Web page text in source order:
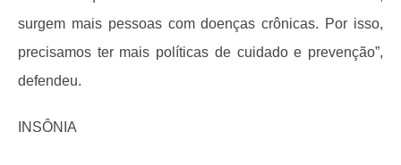
surgem mais pessoas com doenças crônicas. Por isso,
precisamos ter mais políticas de cuidado e prevenção”,
defendeu.
INSÔNIA